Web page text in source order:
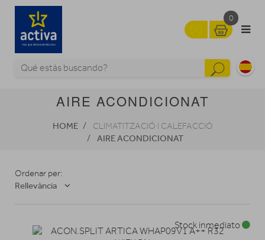
0
AIRE ACONDICIONAT
HOME CLIMATITZACIÓ I CALEFACCIÓ
AIRE ACONDICIONAT
Ordenar per:
Rellevància
Stock inmediato